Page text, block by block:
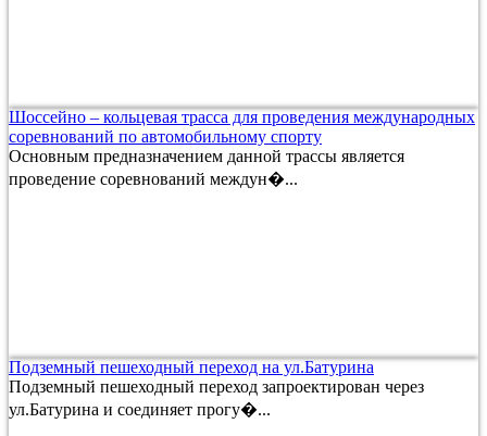
Шоссейно – кольцевая трасса для проведения международных
соревнований по автомобильному спорту
Основным предназначением данной трассы является
проведение соревнований междун�...
Подземный пешеходный переход на ул.Батурина
Подземный пешеходный переход запроектирован через
ул.Батурина и соединяет прогу�...